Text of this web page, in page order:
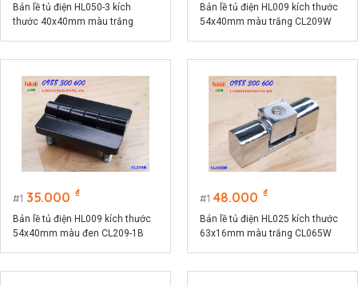
Bản lề tủ điện HL050-3 kích
thước 40x40mm màu trắng
Bản lề tủ điện HL009 kích thước
54x40mm màu trắng CL209W
1 35.000 ₫
Bản lề tủ điện HL009 kích thước
54x40mm màu đen CL209-1B
1 48.000 ₫
Bản lề tủ điện HL025 kích thước
63x16mm màu trắng CL065W